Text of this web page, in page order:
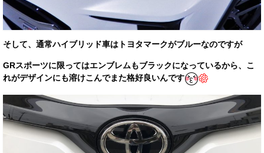
そして、通常ハイブリッド車はトヨタマークがブルーなのですが
GRスポーツに限ってはエンブレムもブラックになっているから、こ
れがデザインにも溶けこんでまた格好良いんです